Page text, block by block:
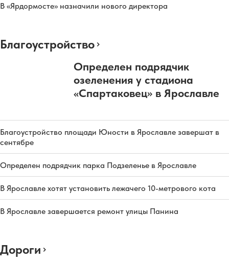
В «Ярдормосте» назначили нового директора
Благоустройство
Определен подрядчик
озеленения у стадиона
«Спартаковец» в Ярославле
Благоустройство площади Юности в Ярославле завершат в
сентябре
Определен подрядчик парка Подзеленье в Ярославле
В Ярославле хотят установить лежачего 10-метрового кота
В Ярославле завершается ремонт улицы Панина
Дороги